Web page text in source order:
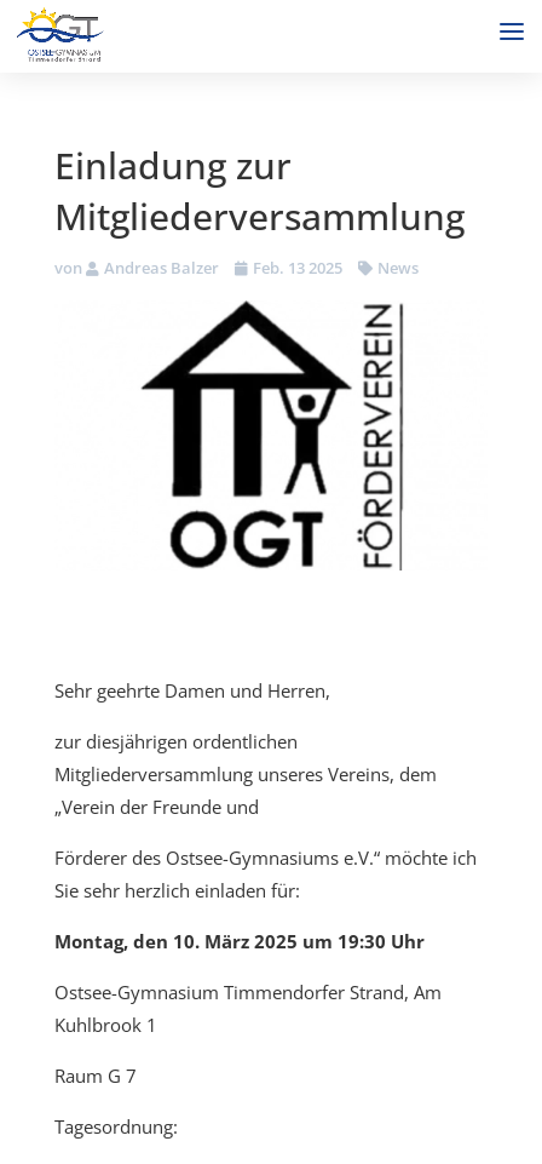
Einladung zur
Mitgliederversammlung
von Andreas Balzer Feb. 13 2025 News
Sehr geehrte Damen und Herren,
zur diesjährigen ordentlichen
Mitgliederversammlung unseres Vereins, dem
„Verein der Freunde und
Förderer des Ostsee-Gymnasiums e.V.“ möchte ich
Sie sehr herzlich einladen für:
Montag, den 10. März 2025 um 19:30 Uhr
Ostsee-Gymnasium Timmendorfer Strand, Am
Kuhlbrook 1
Raum G 7
Tagesordnung: